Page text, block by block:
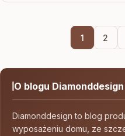
1 2
O blogu Diamonddesign
Diamonddesign to blog
wyposażeniu domu, ze